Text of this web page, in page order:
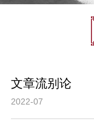
文章流别论
2022-07